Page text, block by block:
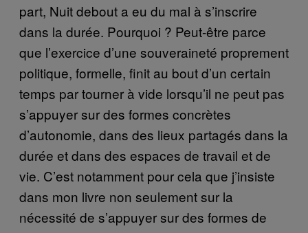
part, Nuit debout a eu du mal à s’inscrire
dans la durée. Pourquoi ? Peut-être parce
que l’exercice d’une souveraineté proprement
politique, formelle, finit au bout d’un certain
temps par tourner à vide lorsqu’il ne peut pas
s’appuyer sur des formes concrètes
d’autonomie, dans des lieux partagés dans la
durée et dans des espaces de travail et de
vie. C’est notamment pour cela que j’insiste
dans mon livre non seulement sur la
nécessité de s’appuyer sur des formes de